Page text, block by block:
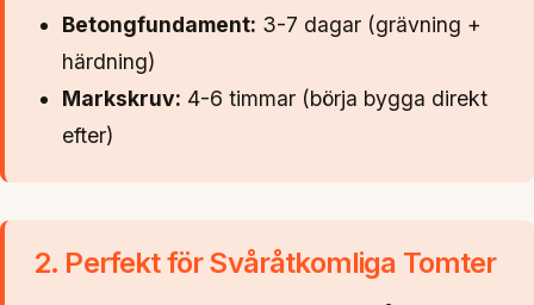
Betongfundament: 3-7 dagar (grävning +
härdning)
Markskruv: 4-6 timmar (börja bygga direkt
efter)
2. Perfekt för Svåråtkomliga Tomter